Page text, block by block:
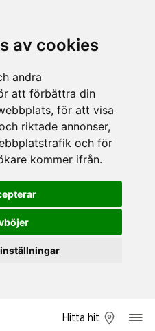
av cookies
andra
att förbättra din
för att visa
riktade annonser,
och för
kommer ifrån.
Hitta hit